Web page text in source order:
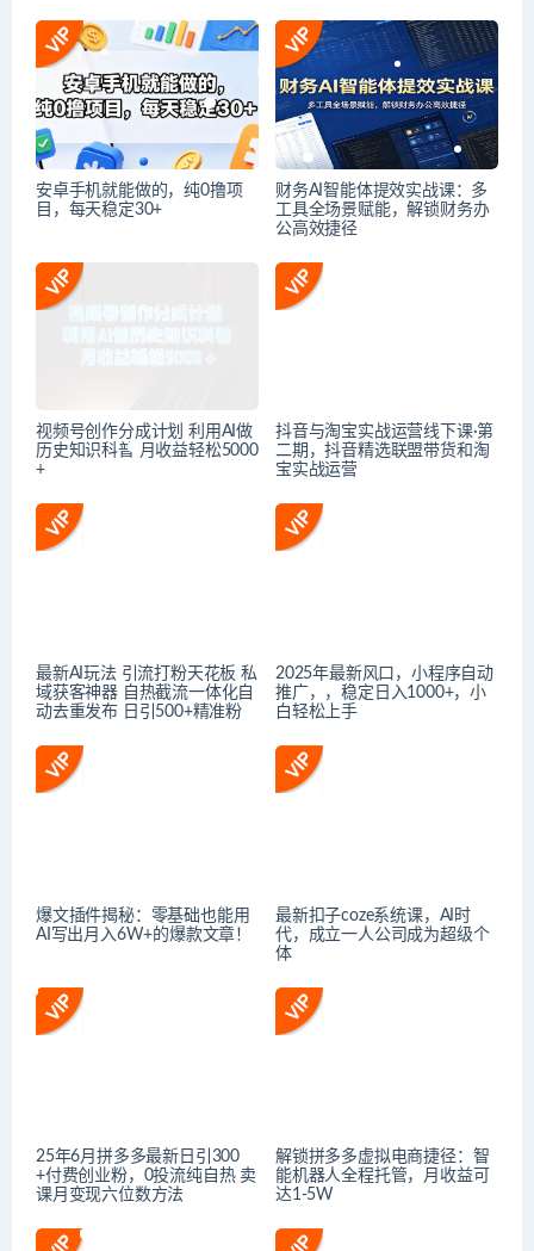
安卓手机就能做的，纯0撸项
目，每天稳定30+
财务AI智能体提效实战课：多
工具全场景赋能，解锁财务办
公高效捷径
视频号创作分成计划 利用AI做
历史知识科普 月收益轻松5000
+
抖音与淘宝实战运营线下课·第
二期，抖音精选联盟带货和淘
宝实战运营
最新AI玩法 引流打粉天花板 私
域获客神器 自热截流一体化自
动去重发布 日引500+精准粉
2025年最新风口，小程序自动
推广，，稳定日入1000+，小
白轻松上手
爆文插件揭秘：零基础也能用
AI写出月入6W+的爆款文章！
最新扣子coze系统课，AI时
代，成立一人公司成为超级个
体
25年6月拼多多最新日引300
+付费创业粉，0投流纯自热 卖
课月变现六位数方法
解锁拼多多虚拟电商捷径：智
能机器人全程托管，月收益可
达1-5W